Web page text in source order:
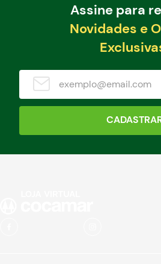
Assine para
Novidades e